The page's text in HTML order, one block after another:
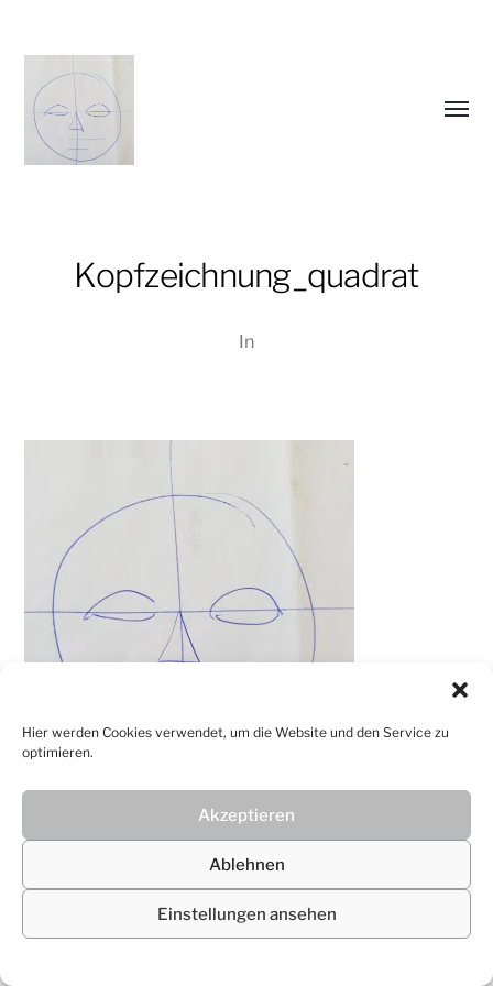
Hier werden Cookies verwendet, um die Website und den Service zu
optimieren.
Akzeptieren
Ablehnen
Einstellungen ansehen
Menü
Kopfzeichnung_quadrat
In
© 2026Christiane Lüdtke